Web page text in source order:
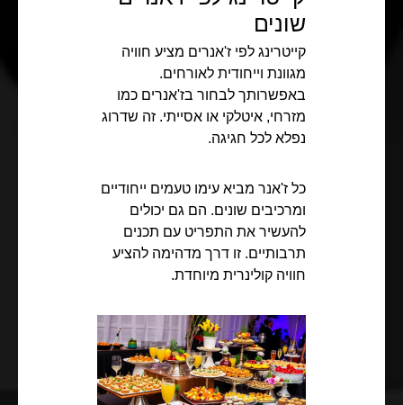
שונים
קייטרינג לפי ז'אנרים מציע חוויה
מגוונת וייחודית לאורחים.
באפשרותך לבחור בז'אנרים כמו
מזרחי, איטלקי או אסייתי. זה שדרוג
נפלא לכל חגיגה.
כל ז'אנר מביא עימו טעמים ייחודיים
ומרכיבים שונים. הם גם יכולים
להעשיר את התפריט עם תכנים
תרבותיים. זו דרך מדהימה להציע
חוויה קולינרית מיוחדת.